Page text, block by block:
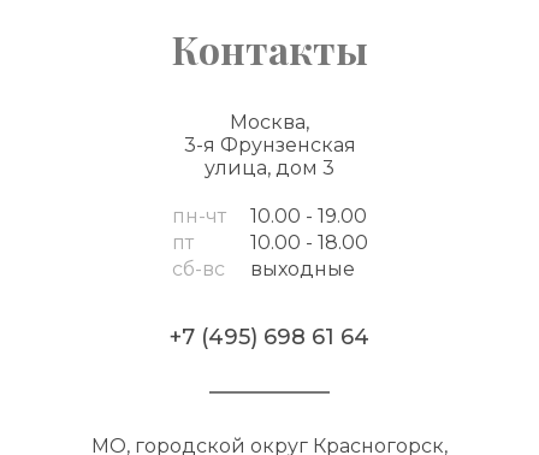
Контакты
Москва,
3-я Фрунзенская
улица, дом 3
пн-чт
10.00 - 19.00
пт
10.00 - 18.00
сб-вс
выходные
+7 (495) 698 61 64
МО, городской округ Красногорск,